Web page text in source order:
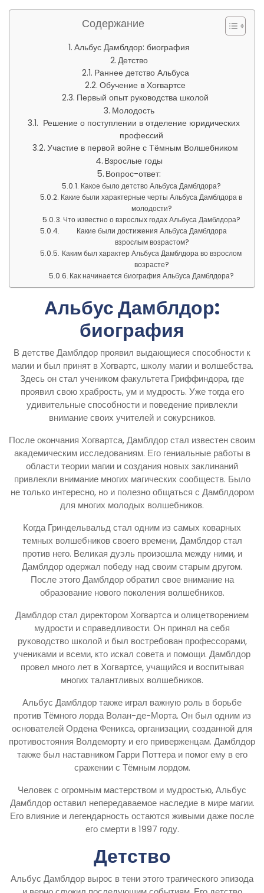
Содержание
Альбус Дамблдор: биография
Детство
Раннее детство Альбуса
Обучение в Хогвартсе
Первый опыт руководства школой
Молодость
Решение о поступлении в отделение юридических
профессий
Участие в первой войне с Тёмным Волшебником
Взрослые годы
Вопрос-ответ:
Какое было детство Альбуса Дамблдора?
Какие были характерные черты Альбуса Дамблдора в
молодости?
Что известно о взрослых годах Альбуса Дамблдора?
Какие были достижения Альбуса Дамблдора
взрослым возрастом?
Каким был характер Альбуса Дамблдора во взрослом
возрасте?
Как начинается биография Альбуса Дамблдора?
Альбус Дамблдор:
биография
В детстве Дамблдор проявил выдающиеся способности к
магии и был принят в Хогвартс, школу магии и волшебства.
Здесь он стал учеником факультета Гриффиндора, где
проявил свою храбрость, ум и мудрость. Уже тогда его
удивительные способности и поведение привлекли
внимание своих учителей и сокурсников.
После окончания Хогвартса, Дамблдор стал известен своим
академическим исследованиям. Его гениальные работы в
области теории магии и создания новых заклинаний
привлекли внимание многих магических сообществ. Было
не только интересно, но и полезно общаться с Дамблдором
для многих молодых волшебников.
Когда Гриндельвальд стал одним из самых коварных
темных волшебников своего времени, Дамблдор стал
против него. Великая дуэль произошла между ними, и
Дамблдор одержал победу над своим старым другом.
После этого Дамблдор обратил свое внимание на
образование нового поколения волшебников.
Дамблдор стал директором Хогвартса и олицетворением
мудрости и справедливости. Он принял на себя
руководство школой и был востребован профессорами,
учениками и всеми, кто искал совета и помощи. Дамблдор
провел много лет в Хогвартсе, учащийся и воспитывая
многих талантливых волшебников.
Альбус Дамблдор также играл важную роль в борьбе
против Тёмного лорда Волан-де-Морта. Он был одним из
основателей Ордена Феникса, организации, созданной для
противостояния Волдеморту и его приверженцам. Дамблдор
также был наставником Гарри Поттера и помог ему в его
сражении с Тёмным лордом.
Человек с огромным мастерством и мудростью, Альбус
Дамблдор оставил непередаваемое наследие в мире магии.
Его влияние и легендарность остаются живыми даже после
его смерти в 1997 году.
Детство
Альбус Дамблдор вырос в тени этого трагического эпизода